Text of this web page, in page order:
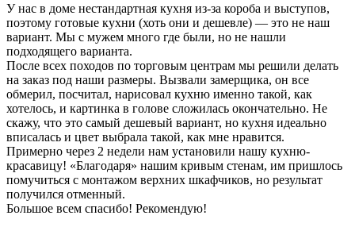
У нас в доме нестандартная кухня из-за короба и выступов,
поэтому готовые кухни (хоть они и дешевле) — это не наш
вариант. Мы с мужем много где были, но не нашли
подходящего варианта.
После всех походов по торговым центрам мы решили делать
на заказ под наши размеры. Вызвали замерщика, он все
обмерил, посчитал, нарисовал кухню именно такой, как
хотелось, и картинка в голове сложилась окончательно. Не
скажу, что это самый дешевый вариант, но кухня идеально
вписалась и цвет выбрала такой, как мне нравится.
Примерно через 2 недели нам установили нашу кухню-
красавицу! «Благодаря» нашим кривым стенам, им пришлось
помучиться с монтажом верхних шкафчиков, но результат
получился отменный.
Большое всем спасибо! Рекомендую!